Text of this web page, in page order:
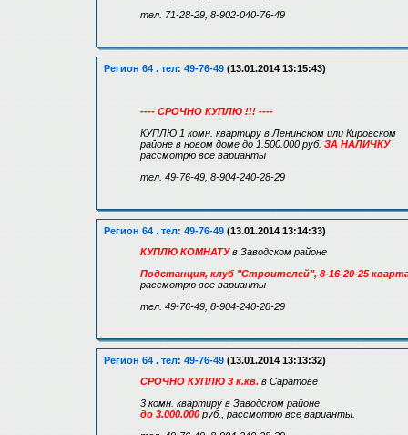
тел. 71-28-29, 8-902-040-76-49
Регион 64 . тел: 49-76-49 (13.01.2014 13:15:43)
---- СРОЧНО КУПЛЮ !!! ----
КУПЛЮ 1 комн. квартиру в Ленинском или Кировском
районе в новом доме до 1.500.000 руб. ЗА НАЛИЧКУ
рассмотрю все варианты
тел. 49-76-49, 8-904-240-28-29
Регион 64 . тел: 49-76-49 (13.01.2014 13:14:33)
КУПЛЮ КОМНАТУв Заводском районе
Подстанция, клуб "Строителей", 8-16-20-25
рассмотрю все варианты
тел. 49-76-49, 8-904-240-28-29
Регион 64 . тел: 49-76-49 (13.01.2014 13:13:32)
СРОЧНО КУПЛЮ 3 к.кв. в Саратове
3 комн. квартиру в Заводском районе
до 3.000.000 руб., рассмотрю все варианты.